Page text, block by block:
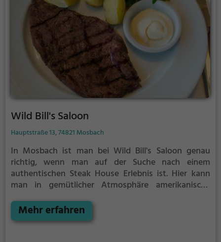
ist nicht nur der perfekte Ort für ein entspanntes
Abendessen, sondern auch für ein leckeres
Frühstück. Tauche ein in die Atmosphäre und
genieße die vielfältige kulinarische Welt des Bistro
Castro.
Wild Bill's Saloon
Hauptstraße 13, 74821 Mosbach
In Mosbach ist man bei Wild Bill's Saloon genau
richtig, wenn man auf der Suche nach einem
authentischen Steak House Erlebnis ist. Hier kann
man in gemütlicher Atmosphäre amerikanische
köstlichen Sandwiches und vegetarischen Gerichten
verwöhnen lassen. Dazu gibt es eine umfangreiche
Mehr erfahren